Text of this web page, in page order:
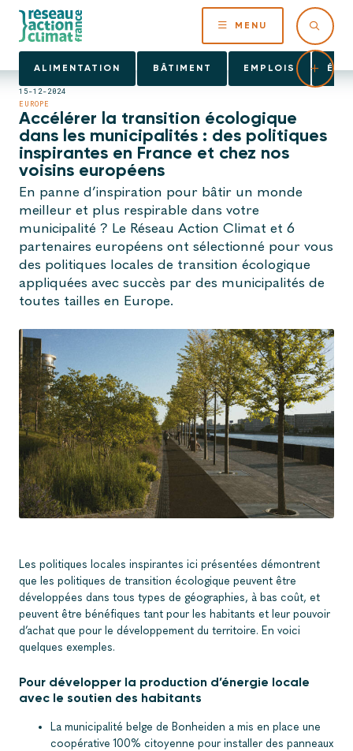
MENU
ALIMENTATION BÂTIMENT EMPLOIS
15-12-2024
EUROPE
Accélérer la transition écologique
dans les municipalités : des politiques
inspirantes en France et chez nos
voisins européens
En panne d’inspiration pour bâtir un monde
meilleur et plus respirable dans votre
municipalité ? Le Réseau Action Climat et 6
partenaires européens ont sélectionné pour vous
des politiques locales de transition écologique
appliquées avec succès par des municipalités de
toutes tailles en Europe.
Les politiques locales inspirantes ici présentées démontrent
que les politiques de transition écologique peuvent être
développées dans tous types de géographies, à bas coût, et
peuvent être bénéfiques tant pour les habitants et leur pouvoir
d’achat que pour le développement du territoire. En voici
quelques exemples.
Pour développer la production d’énergie locale
avec le soutien des habitants
La municipalité belge de Bonheiden a mis en place une
coopérative 100% citoyenne pour installer des panneaux